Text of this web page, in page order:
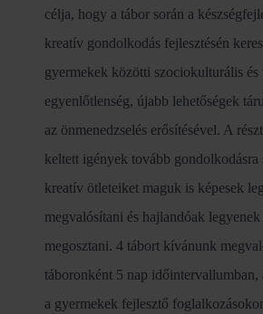
célja, hogy a tábor során a
kreatív gondolkodás fejlesztésén
gyermekek közötti szociokulturális és
egyenlőtlenség, újabb lehetőségek
az önmenedzselés erősítésével. A
keltett igények tovább gondolkodásra
kreatív ötleteiket maguk is képesek
megvalósítani és hajlandóak
megosztani. 4 tábort kívánunk
táboronként 5 nap időintervallumban,
a gyermekek fejlesztő